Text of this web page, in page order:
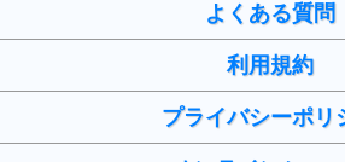
よくある質問
利用規約
プライバシーポリ